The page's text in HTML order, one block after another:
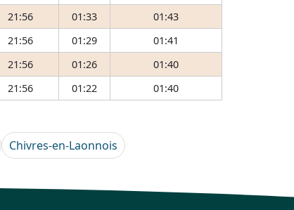
21:56 01:33
01:43
21:56 01:29
01:41
21:56 01:26
01:40
21:56 01:22 01:40
Chivres-en-Laonnois